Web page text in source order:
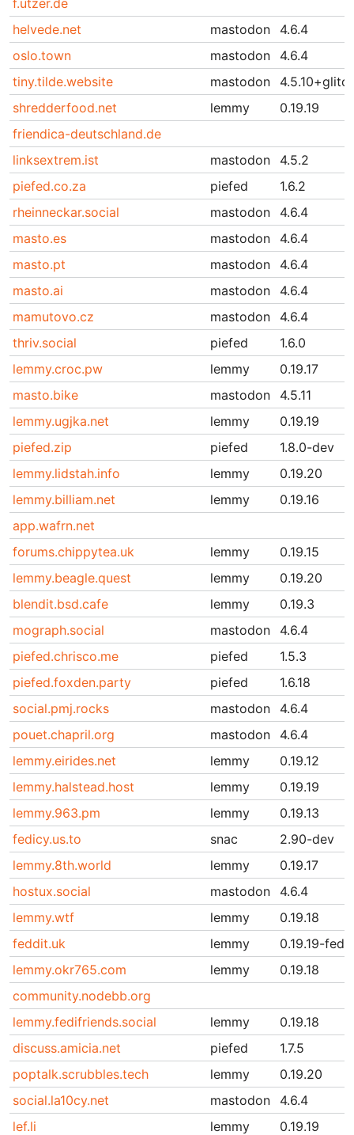
f.utzer.de
helvede.net
mastodon
4.6.4
oslo.town
mastodon
4.6.4
tiny.tilde.website
mastodon
shredderfood.net
lemmy
0.19.19
friendica-deutschland.de
linksextrem.ist
mastodon
4.5.2
piefed.co.za
piefed
1.6.2
rheinneckar.social
mastodon
4.6.4
masto.es
mastodon
4.6.4
masto.pt
mastodon
4.6.4
masto.ai
mastodon
4.6.4
mamutovo.cz
mastodon
4.6.4
thriv.social
piefed
1.6.0
lemmy.croc.pw
lemmy
0.19.17
masto.bike
mastodon
4.5.11
lemmy.ugjka.net
lemmy
0.19.19
piefed.zip
piefed
1.8.0-dev
lemmy.lidstah.info
lemmy
0.19.20
lemmy.billiam.net
lemmy
0.19.16
app.wafrn.net
forums.chippytea.uk
lemmy
0.19.15
lemmy.beagle.quest
lemmy
0.19.20
blendit.bsd.cafe
lemmy
0.19.3
mograph.social
mastodon
4.6.4
piefed.chrisco.me
piefed
1.5.3
piefed.foxden.party
piefed
1.6.18
social.pmj.rocks
mastodon
4.6.4
pouet.chapril.org
mastodon
4.6.4
lemmy.eirides.net
lemmy
0.19.12
lemmy.halstead.host
lemmy
0.19.19
lemmy.963.pm
lemmy
0.19.13
fedicy.us.to
snac
2.90-dev
lemmy.8th.world
lemmy
0.19.17
hostux.social
mastodon
4.6.4
lemmy.wtf
lemmy
0.19.18
feddit.uk
lemmy
0.19.19-
lemmy.okr765.com
lemmy
0.19.18
community.nodebb.org
lemmy.fedifriends.social
lemmy
0.19.18
discuss.amicia.net
piefed
1.7.5
poptalk.scrubbles.tech
lemmy
0.19.20
social.la10cy.net
mastodon
4.6.4
lef.li
lemmy
0.19.19